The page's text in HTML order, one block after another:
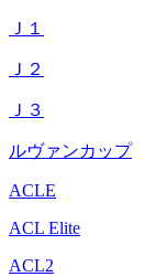
Ｊ１
Ｊ２
Ｊ３
ルヴァンカップ
ACLE
ACL Elite
ACL2